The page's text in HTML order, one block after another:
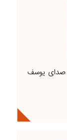
صدای یوسف